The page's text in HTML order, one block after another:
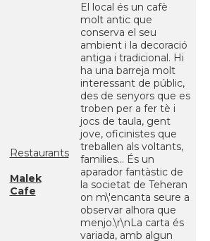
Restaurants
Malek
Cafe
El local és un cafè
molt antic que
conserva el seu
ambient i la decoració
antiga i tradicional. Hi
ha una barreja molt
interessant de públic,
des de senyors que es
troben per a fer tè i
jocs de taula, gent
jove, oficinistes que
treballen als voltants,
families... És un
aparador fantàstic de
la societat de Teheran
on m\'encanta seure a
observar alhora que
menjo.\r\nLa carta és
variada, amb algun